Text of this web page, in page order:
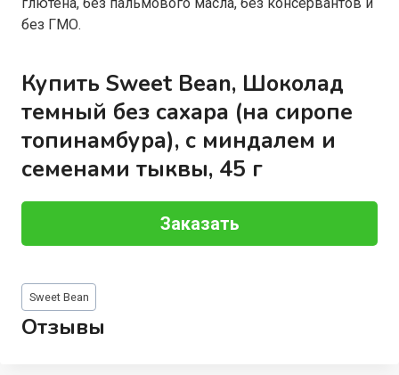
без ГМО.
Купить Sweet Bean, Шоколад
темный без сахара (на сиропе
топинамбура), с миндалем и
семенами тыквы, 45 г
Заказать
Метки
записи:
Sweet Bean
Отзывы